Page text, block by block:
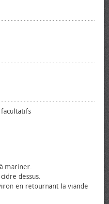
mariner.
dessus.
en retournant la viande